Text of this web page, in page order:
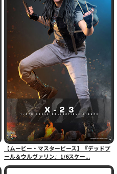
【ムービー・マスターピース】『デッドプ
ール＆ウルヴァリン』1/6スケー...